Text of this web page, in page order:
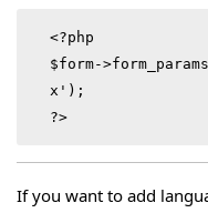
<?php
$form-
x');
If you want to add